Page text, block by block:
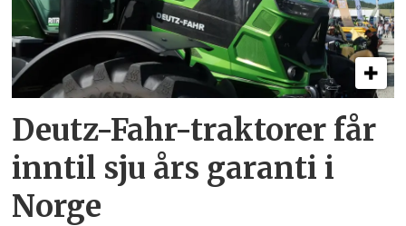
Deutz-Fahr-traktorer får
inntil sju års garanti i
Norge